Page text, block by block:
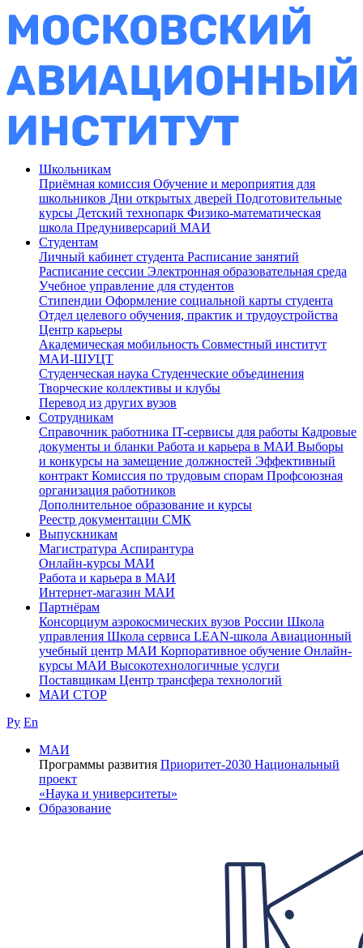
Школьникам
Приёмная комиссия Обучение и мероприятия для
школьников Дни открытых дверей Подготовительные
курсы Детский технопарк Физико-математическая
школа Предуниверсарий МАИ
Студентам
Личный кабинет студента Расписание занятий
Расписание сессии Электронная образовательная среда
Учебное управление для студентов
Стипендии Оформление социальной карты студента
Отдел целевого обучения, практик и трудоустройства
Центр карьеры
Академическая мобильность Совместный институт
МАИ-ШУЦТ
Студенческая наука Студенческие объединения
Творческие коллективы и клубы
Перевод из других вузов
Сотрудникам
Cправочник работника IT-сервисы для работы Кадровые
документы и бланки Работа и карьера в МАИ Выборы
и конкурсы на замещение должностей Эффективный
контракт Комиссия по трудовым спорам Профсоюзная
организация работников
Дополнительное образование и курсы
Реестр документации СМК
Выпускникам
Магистратура Аспирантура
Онлайн-курсы МАИ
Работа и карьера в МАИ
Интернет-магазин МАИ
Партнёрам
Консорциум аэрокосмических вузов России Школа
управления Школа сервиса LEAN-школа Авиационный
учебный центр МАИ Корпоративное обучение Онлайн-
курсы МАИ Высокотехнологичные услуги
Поставщикам Центр трансфера технологий
МАИ СТОР
Ру En
МАИ
Программы развития Приоритет-2030 Национальный
проект
«Наука и университеты»
Образование